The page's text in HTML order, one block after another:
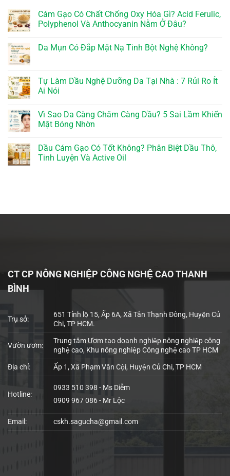
Cám Gạo Có Chất Chống Oxy Hóa Gì? Acid Ferulic,
Polyphenol Và Anthocyanin Nằm Ở Đâu?
Da Mụn Có Đắp Mặt Nạ Tinh Bột Nghệ Không?
Tự Làm Dầu Nghệ Dưỡng Da Tại Nhà : 7 Rủi Ro Ít
Ai Nói
Vì Sao Da Càng Chăm Càng Dầu? 5 Sai Lầm Khiến
Mặt Bóng Nhờn
Dầu Cám Gạo Có Tốt Không? Phân Biệt Dầu Thô,
Tinh Luyện Và Active Oil
CT CP NÔNG NGHIỆP CÔNG NGHỆ CAO THANH
BÌNH
Trụ sở:
651 Tỉnh lộ 15, Ấp 6A, Xã Tân Thạnh Đông, Huyện Củ
Chi, TP HCM.
Vườn ươm:
Trung tâm Ươm tạo doanh nghiệp nông nghiệp công
nghệ cao, Khu nông nghiệp Công nghệ cao TP HCM
Địa chỉ: Ấp 1, Xã Phạm Văn Cội, Huyện Củ Chi, TP HCM
Hotline:
0933 510 398 - Ms Diễm
0909 967 086 - Mr Lộc
Email: cskh.sagucha@gmail.com